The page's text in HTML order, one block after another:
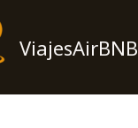
ViajesAirBNB